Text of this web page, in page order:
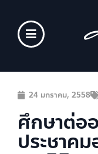
24 มกราคม, 2558
ศึกษาต่อ
ประชาคม